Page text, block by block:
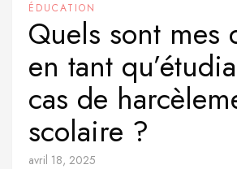
ÉDUCATION
Quels sont mes
en tant
cas de
scolaire ?
avril 18, 2025